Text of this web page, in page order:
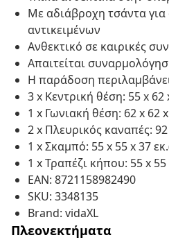
Με αδιάβροχη τσάντα
αντικειμένων
Ανθεκτικό σε καιρικές
Απαιτείται
Η παράδοση
3 x Κεντρική θέση: 55 x
1 x Γωνιακή θέση: 62 x 62
2 x Πλευρικός καναπές:
1 x Σκαμπό: 55 x 55 x 37
1 x Τραπέζι κήπου: 55 x
EAN: 8721158982490
SKU: 3348135
Brand: vidaXL
Πλεονεκτήματα